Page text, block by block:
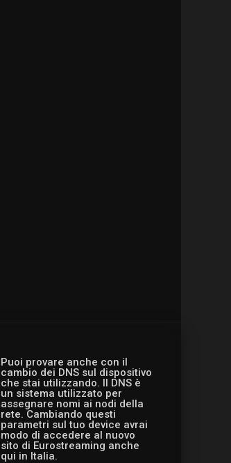
Puoi provare anche con il
cambio dei DNS sul dispositivo
che stai utilizzando. Il DNS è
un sistema utilizzato per
assegnare nomi ai nodi della
rete. Cambiando questi
parametri sul tuo device avrai
modo di accedere al nuovo
sito di Eurostreaming anche
qui in Italia.